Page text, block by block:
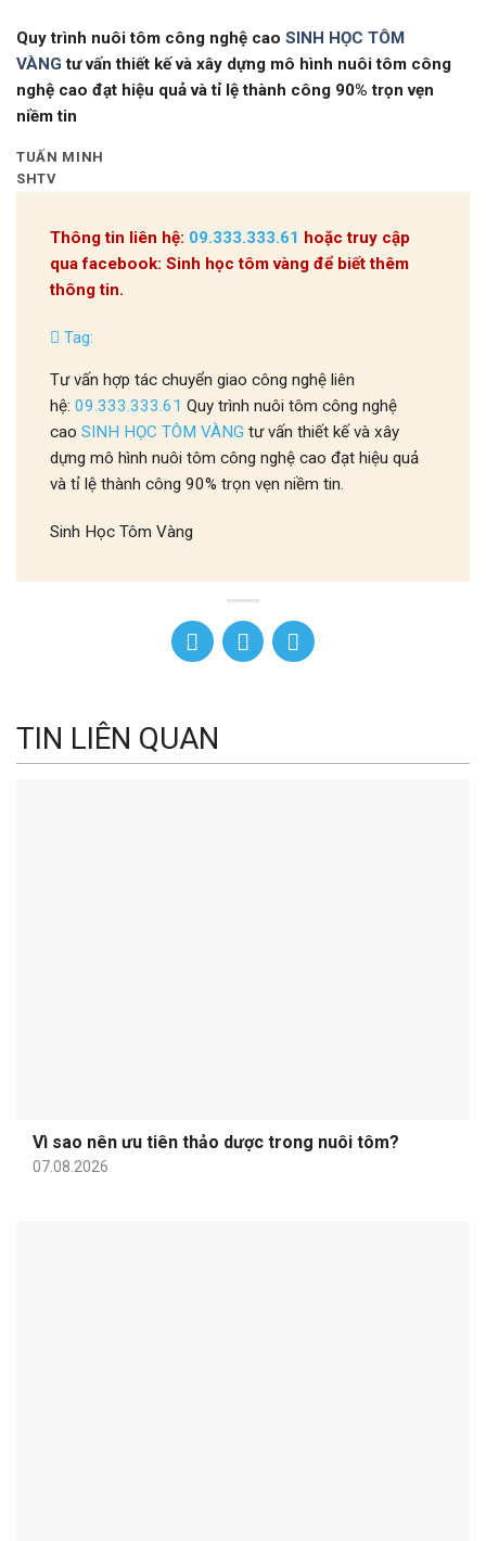
Quy trình nuôi tôm công nghệ cao SINH HỌC TÔM
VÀNG tư vấn thiết kế và xây dựng mô hình nuôi tôm công
nghệ cao đạt hiệu quả và tỉ lệ thành công 90% trọn vẹn
niềm tin
TUẤN MINH
SHTV
Thông tin liên hệ: 09.333.333.61 hoặc truy cập
qua facebook: Sinh học tôm vàng để biết thêm
thông tin.
Tag:
Tư vấn hợp tác chuyển giao công nghệ liên
hệ: 09.333.333.61 Quy trình nuôi tôm công nghệ
cao SINH HỌC TÔM VÀNG tư vấn thiết kế và xây
dựng mô hình nuôi tôm công nghệ cao đạt hiệu quả
và tỉ lệ thành công 90% trọn vẹn niềm tin.
Sinh Học Tôm Vàng
TIN LIÊN QUAN
Vì sao nên ưu tiên thảo dược trong nuôi tôm?
07.08.2026